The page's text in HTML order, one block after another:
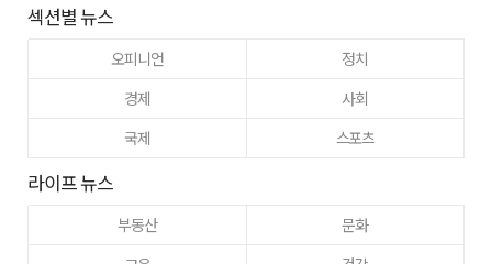
섹션별 뉴스
오피니언
정치
경제
사회
국제
스포츠
라이프 뉴스
부동산
문화